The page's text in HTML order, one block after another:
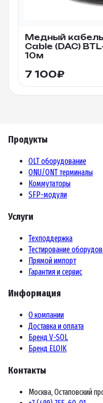
Медный
Cable (DAC)
10м
7 100₽
Продукты
OLT оборудование
ONU/ONT терминалы
Коммутаторы
SFP-модули
Услуги
Техподдержка
Тестирование
Прямой импорт
Гарантия и сервис
Информация
О компании
Доставка и оплата
Бренд V-SOL
Бренд ELOIK
Контакты
Москва, Остаповский